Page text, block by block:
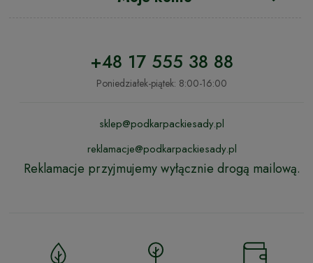
+48 17 555 38 88
Poniedziałek-piątek: 8:00-16:00
sklep@podkarpackiesady.pl
reklamacje@podkarpackiesady.pl
Reklamacje przyjmujemy wyłącznie drogą mailową.